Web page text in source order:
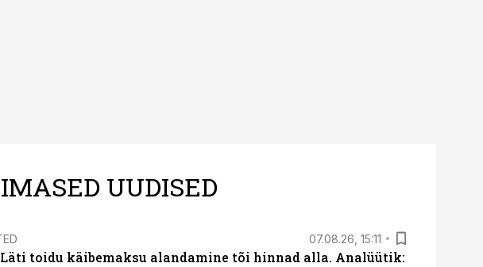
UUDISED
07.08.26, 15:11
Läti toidu käibemaksu alandamine tõi hinnad alla. Analüütik: